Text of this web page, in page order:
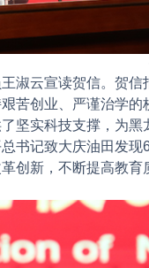
云宣读贺信。贺信
苦创业、严谨治学
坚实科技支撑，为
书记致大庆油田发
创新，不断提高教